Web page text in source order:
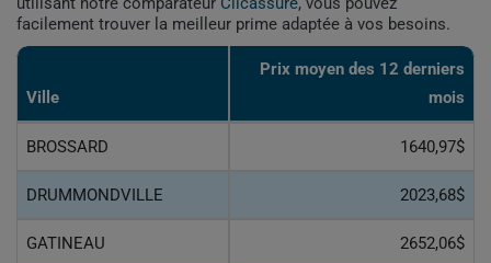
facilement trouver la meilleur prime adaptée à vos besoins.
Ville
Prix ​​moyen des 12 derniers
mois
BROSSARD 1640,97$
DRUMMONDVILLE 2023,68$
GATINEAU 2652,06$